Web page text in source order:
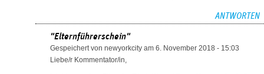
ANTWORTEN
"Elternführerschein"
Gespeichert von newyorkcity am 6. November 2018 - 15:03
Liebe/r Kommentator/in,